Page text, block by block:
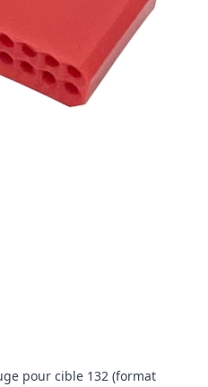
pour cible 132 (format